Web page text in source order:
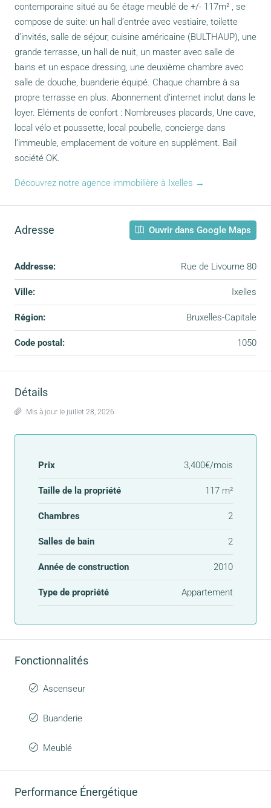
contemporaine situé au 6e étage meublé de +/- 117m² , se
compose de suite: un hall d’entrée avec vestiaire, toilette
d’invités, salle de séjour, cuisine américaine (BULTHAUP), une
grande terrasse, un hall de nuit, un master avec salle de
bains et un espace dressing, une deuxième chambre avec
salle de douche, buanderie équipé. Chaque chambre à sa
propre terrasse en plus. Abonnement d’internet inclut dans le
loyer. Eléments de confort : Nombreuses placards, Une cave,
local vélo et poussette, local poubelle, concierge dans
l’immeuble, emplacement de voiture en supplément. Bail
société OK.
Découvrez notre agence immobilière à Ixelles →
Adresse Ouvrir dans Google Maps
Addresse: Rue de Livourne 80
Ville: Ixelles
Région: Bruxelles-Capitale
Code postal: 1050
Détails
Mis à jour le juillet 28, 2026
Prix 3,400€/mois
Taille de la propriété 117 m²
Chambres 2
Salles de bain 2
Année de construction 2010
Type de propriété Appartement
Fonctionnalités
Ascenseur
Buanderie
Meublé
Performance Énergétique